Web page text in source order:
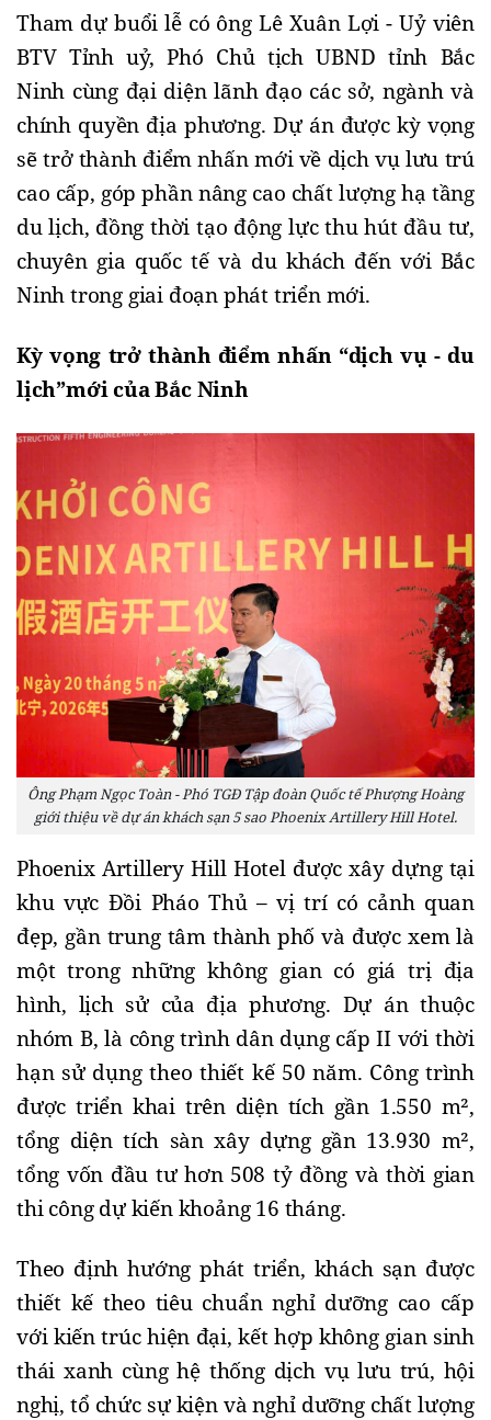
Tham dự buổi lễ có ông Lê Xuân Lợi - Uỷ viên
BTV Tỉnh uỷ, Phó Chủ tịch UBND tỉnh Bắc
Ninh cùng đại diện lãnh đạo các sở, ngành và
chính quyền địa phương. Dự án được kỳ vọng
sẽ trở thành điểm nhấn mới về dịch vụ lưu trú
cao cấp, góp phần nâng cao chất lượng hạ tầng
du lịch, đồng thời tạo động lực thu hút đầu tư,
chuyên gia quốc tế và du khách đến với Bắc
Ninh trong giai đoạn phát triển mới.
Kỳ vọng trở thành điểm nhấn “dịchvụ -du
lịch”mới của Bắc Ninh
Ông Phạm Ngọc Toàn - Phó TGĐ Tập đoàn Quốc tế Phượng Hoàng
giới thiệu về dự án khách sạn 5 sao Phoenix Artillery Hill Hotel.
Phoenix Artillery Hill Hotel được xây dựng tại
khu vực Đồi Pháo Thủ – vị trí có cảnh quan
đẹp, gần trung tâm thành phố và được xem là
một trong những không gian có giá trị địa
hình, lịch sử của địa phương. Dự án thuộc
nhóm B, là công trình dân dụng cấp II với thời
hạn sử dụng theo thiết kế 50 năm. Công trình
được triển khai trên diện tích gần 1.550 m²,
tổng diện tích sàn xây dựng gần 13.930 m²,
tổng vốn đầu tư hơn 508 tỷ đồng và thời gian
thi công dự kiến khoảng 16 tháng.
Theo định hướng phát triển, khách sạn được
thiết kế theo tiêu chuẩn nghỉ dưỡng cao cấp
với kiến trúc hiện đại, kết hợp không gian sinh
thái xanh cùng hệ thống dịch vụ lưu trú, hội
nghị, tổ chức sự kiện và nghỉ dưỡng chất lượng